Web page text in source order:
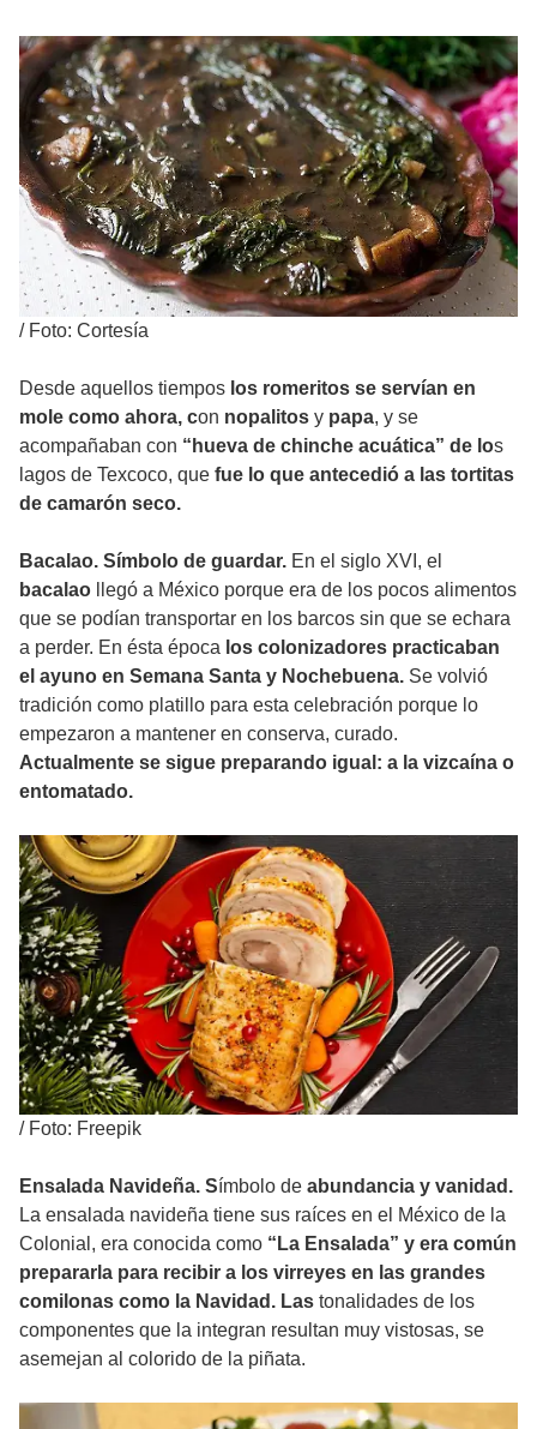
/ Foto: Cortesía
Desde aquellos tiempos los romeritos se servían en
mole como ahora, con nopalitos y papa, y se
acompañaban con “hueva de chinche acuática” de los
lagos de Texcoco, que fue lo que antecedió a las tortitas
de camarón seco.
Bacalao. Símbolo de guardar. En el siglo XVI, el
bacalao llegó a México porque era de los pocos alimentos
que se podían transportar en los barcos sin que se echara
a perder. En ésta época los colonizadores practicaban
el ayuno en Semana Santa y Nochebuena. Se volvió
tradición como platillo para esta celebración porque lo
empezaron a mantener en conserva, curado.
Actualmente se sigue preparando igual: a la vizcaína o
entomatado.
/ Foto: Freepik
Ensalada Navideña. Símbolo de abundancia y vanidad.
La ensalada navideña tiene sus raíces en el México de la
Colonial, era conocida como “La Ensalada” y era común
prepararla para recibir a los virreyes en las grandes
comilonas como la Navidad. Las tonalidades de los
componentes que la integran resultan muy vistosas, se
asemejan al colorido de la piñata.